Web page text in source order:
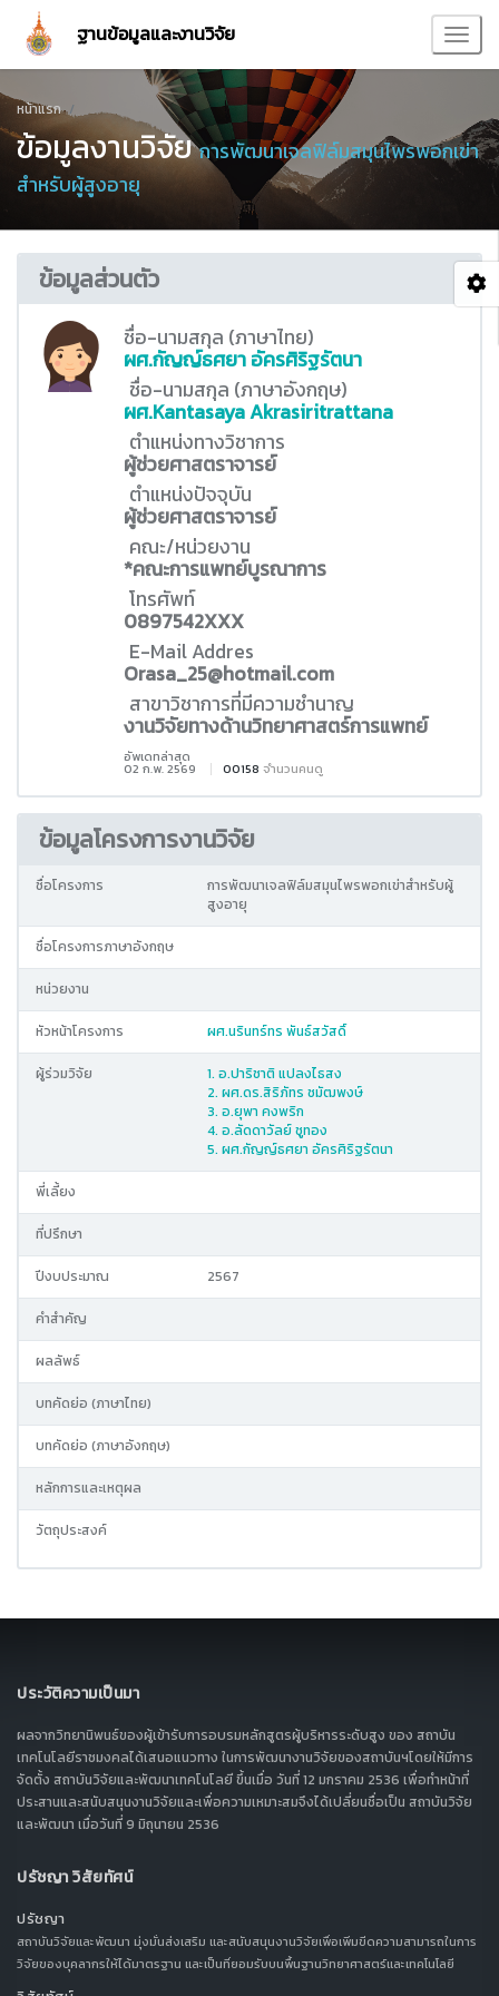
ฐานข้อมูลและงานวิจัย
หน้าแรก
ข้อมูลงานวิจัยการพัฒนาเจลฟิล์มสมุนไพรพอกเข่า
สำหรับผู้สูงอายุ
ข้อมูลส่วนตัว
ชื่อ-นามสกุล (ภาษาไทย)
ผศ.กัญญ์ธศยา อัครศิริฐรัตนา
ชื่อ-นามสกุล (ภาษาอังกฤษ)
ผศ.Kantasaya Akrasiritrattana
ตำแหน่งทางวิชาการ
ผู้ช่วยศาสตราจารย์
ตำแหน่งปัจจุบัน
ผู้ช่วยศาสตราจารย์
คณะ/หน่วยงาน
*คณะการแพทย์บูรณาการ
โทรศัพท์
0897542XXX
E-Mail Addres
Orasa_25@hotmail.com
สาขาวิชาการที่มีความชำนาญ
งานวิจัยทางด้านวิทยาศาสตร์การแพทย์
อัพเดทล่าสุด
02 ก.พ. 2569 00158 จำนวนคนดู
ข้อมูลโครงการงานวิจัย
ชื่อโครงการ
การพัฒนาเจลฟิล์มสมุนไพรพอกเข่าสำหรับผู้
สูงอายุ
ชื่อโครงการภาษาอังกฤษ
หน่วยงาน
หัวหน้าโครงการ ผศ.นรินทร์ทร พันธ์สวัสดิ์
ผู้ร่วมวิจัย
1. อ.ปาริชาติ แปลงไธสง
2. ผศ.ดร.สิริภัทร ชมัฒพงษ์
3. อ.ยุพา คงพริก
4. อ.ลัดดาวัลย์ ชูทอง
5. ผศ.กัญญ์ธศยา อัครศิริฐรัตนา
พี่เลี้ยง
ที่ปรึกษา
ปีงบประมาณ 2567
คำสำคัญ
ผลลัพธ์
บทคัดย่อ (ภาษาไทย)
บทคัดย่อ (ภาษาอังกฤษ)
หลักการและเหตุผล
วัตถุประสงค์
ประวัติความเป็นมา
ผลจากวิทยานิพนธ์ของผู้เข้ารับการอบรมหลักสูตรผู้บริหารระดับสูง ของ สถาบัน
เทคโนโลยีราชมงคลได้เสนอแนวทาง ในการพัฒนางานวิจัยของสถาบันฯโดยให้มีการ
จัดตั้ง สถาบันวิจัยและพัฒนาเทคโนโลยี ขึ้นเมื่อ วันที่ 12 มกราคม 2536 เพื่อทำหน้าที่
ประสานและสนับสนุนงานวิจัยและเพื่อความเหมาะสมจึงได้เปลี่ยนชื่อเป็น สถาบันวิจัย
และพัฒนา เมื่อวันที่ 9 มิถุนายน 2536
ปรัชญา วิสัยทัศน์
ปรัชญา
สถาบันวิจัยและพัฒนา มุ่งมั่นส่งเสริม และสนับสนุนงานวิจัยเพื่อเพิ่มขีดความสามารถในการ
วิจัยของบุคลากรให้ได้มาตรฐาน และเป็นที่ยอมรับบนพื้นฐานวิทยาศาสตร์และเทคโนโลยี